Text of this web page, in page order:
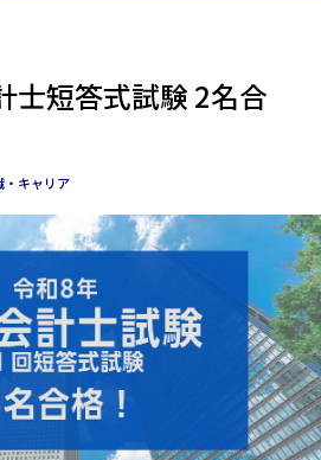
士短答式試験 2名合
・キャリア